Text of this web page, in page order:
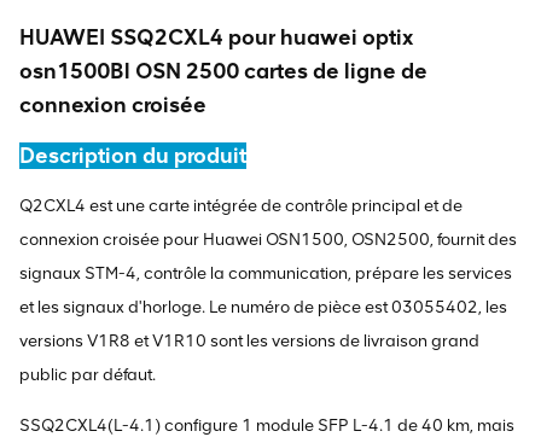
HUAWEI SSQ2CXL4 pour huawei optix
osn1500Bl OSN 2500 cartes de ligne de
connexion croisée
Description du produit
Q2CXL4 est une carte intégrée de contrôle principal et de
connexion croisée pour Huawei OSN1500, OSN2500, fournit des
signaux STM-4, contrôle la communication, prépare les services
et les signaux d'horloge. Le numéro de pièce est 03055402, les
versions V1R8 et V1R10 sont les versions de livraison grand
public par défaut.
SSQ2CXL4(L-4.1) configure 1 module SFP L-4.1 de 40 km, mais